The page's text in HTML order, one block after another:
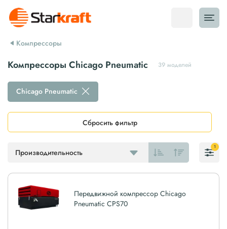
Компрессоры
Компрессоры Chicago Pneumatic 39 моделей
Производительность
Chicago Pneumatic
Сбросить фильтр
1
Передвижной компрессор Chicago
Pneumatic CPS70